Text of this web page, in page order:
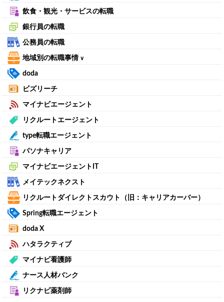
飲食・観光・サービスの転職
銀行員の転職
公務員の転職
地域別の転職事情 ∨
doda
ビズリーチ
マイナビエージェント
リクルートエージェント
type転職エージェント
パソナキャリア
マイナビエージェントIT
メイテックネクスト
リクルートダイレクトスカウト（旧：キャリアカーバー）
Spring転職エージェント
doda X
ハタラクティブ
マイナビ看護師
ナース人材バンク
リクナビ薬剤師